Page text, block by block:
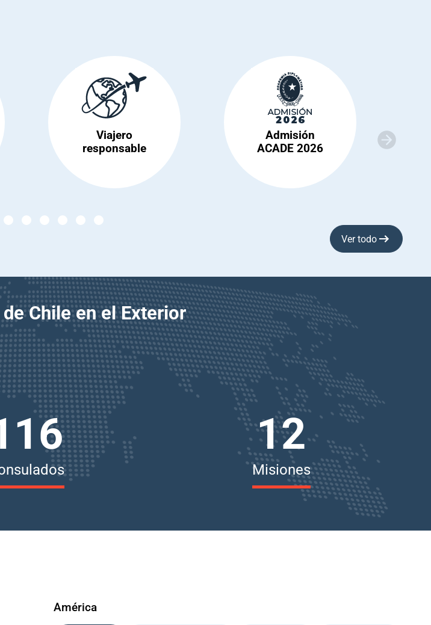
Viajero
responsable
Admisión
ACADE 2026
Ver todo
Chile en el Exterior
12
Misiones
América